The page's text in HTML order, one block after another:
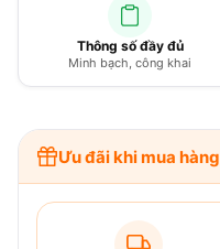
Thông số đầy đủ
Minh bạch, công khai
Ưu đãi khi mua hàng